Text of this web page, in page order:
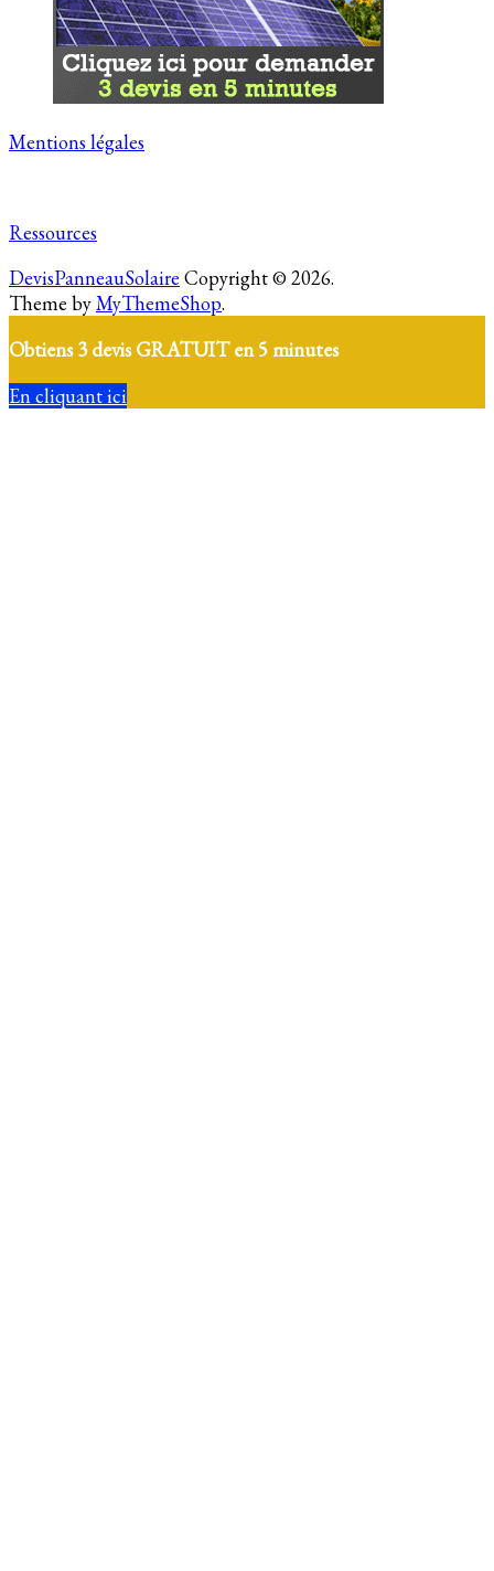
Mentions légales
Ressources
DevisPanneauSolaire Copyright © 2026.
Theme byMyThemeShop.
Obtiens 3 devis GRATUIT en 5 minutes
En cliquant ici